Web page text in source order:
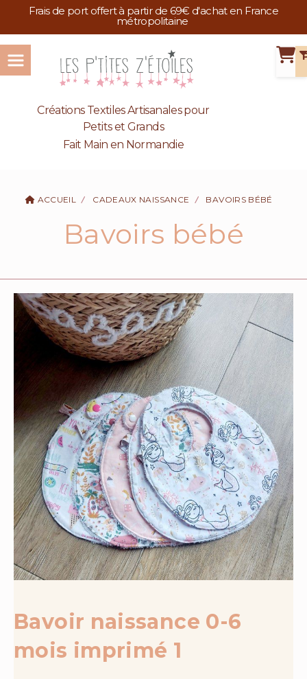
Frais de port offert à partir de 69€ d'achat en France
métropolitaine
Créations Textiles Artisanales pour
Petits et Grands
Fait Main en Normandie
ACCUEIL CADEAUX NAISSANCE BAVOIRS BÉBÉ
Bavoirs bébé
Bavoir naissance 0-6
mois imprimé 1
Panneau de gestion des cookies